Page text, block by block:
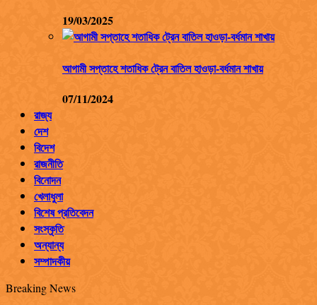
19/03/2025
আগামী সপ্তাহে শতাধিক ট্রেন বাতিল হাওড়া-বর্ধমান শাখায়
07/11/2024
রাজ্য
দেশ
বিদেশ
রাজনীতি
বিনোদন
খেলাধুলা
বিশেষ প্রতিবেদন
সংস্কৃতি
অন্যান্য
সম্পাদকীয়
Breaking News